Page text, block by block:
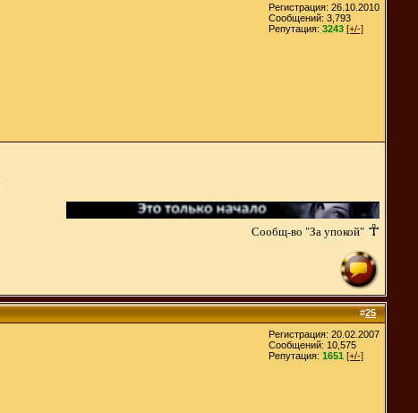
Регистрация: 26.10.2010
Сообщений: 3,793
Репутация: 3243 [+/-]
Сообщ-во "За упокой" ☥
#25
Регистрация: 20.02.2007
Сообщений: 10,575
Репутация: 1651 [+/-]